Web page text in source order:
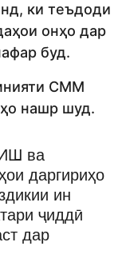
ки теъдоди
онҳо дар
буд.
СММ
нашр шуд.
ва
даргириҳо
ин
ҷиддӣ
дар